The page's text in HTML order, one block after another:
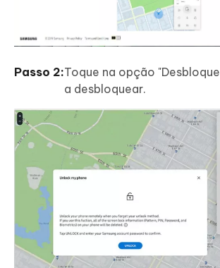
Passo 2:Toque na opção
a desbloquear.